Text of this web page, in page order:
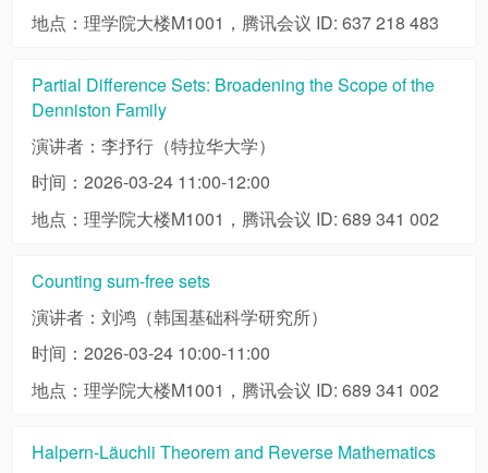
地点：理学院大楼M1001，腾讯会议 ID: 637 218 483
Partial Diﬀerence Sets: Broadening the Scope of the
Denniston Family
演讲者：李抒行（特拉华大学）
时间：2026-03-24 11:00-12:00
地点：理学院大楼M1001，腾讯会议 ID: 689 341 002
Counting sum-free sets
演讲者：刘鸿（韩国基础科学研究所）
时间：2026-03-24 10:00-11:00
地点：理学院大楼M1001，腾讯会议 ID: 689 341 002
Halpern-Läuchli Theorem and Reverse Mathematics